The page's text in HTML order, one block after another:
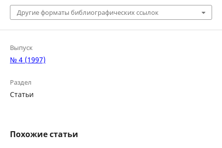
Другие форматы библиографических ссылок
Выпуск
№ 4 (1997)
Раздел
Статьи
Похожие статьи